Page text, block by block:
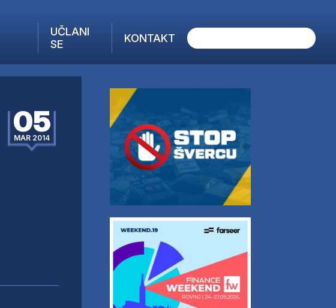
UČLANI
SE
KONTAKT
05
MAR 2014